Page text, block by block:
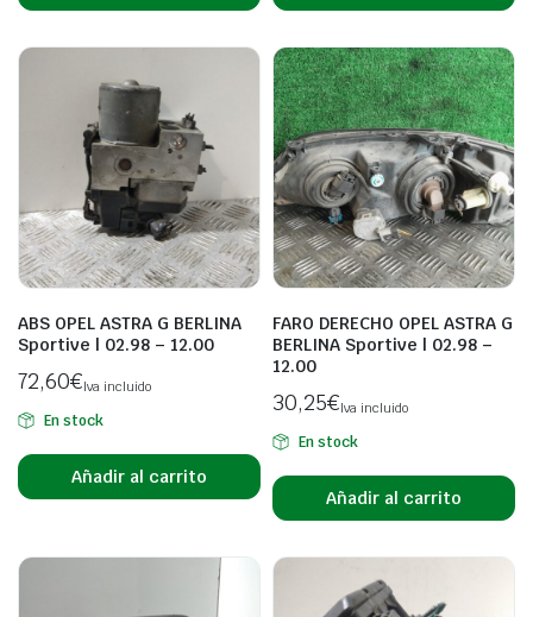
ABS OPEL ASTRA G BERLINA
Sportive | 02.98 – 12.00
72,60€Iva incluido
En stock
Añadir al carrito
FARO DERECHO OPEL ASTRA G
BERLINA Sportive | 02.98 –
12.00
30,25€Iva incluido
En stock
Añadir al carrito